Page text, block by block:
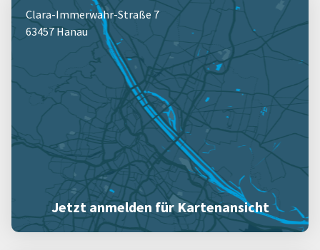
Clara-Immerwahr-Straße 7
63457 Hanau
Jetzt anmelden für Kartenansicht